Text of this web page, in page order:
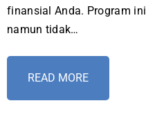
finansial Anda. Program
namun tidak…
READ MORE